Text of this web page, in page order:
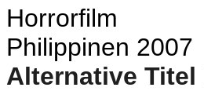
Horrorfilm
Philippinen 2007
Alternative Titel